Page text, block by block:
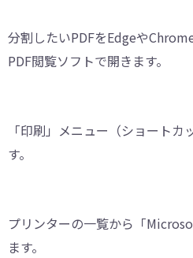
分割したいPDFをEdgeや
PDF閲覧ソフトで開きます。
「印刷」メニュー（ショート
す。
プリンターの一覧から「
ます。